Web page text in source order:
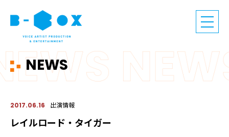
NEWS
2017.06.16 出演情報
レイルロード・タイガー